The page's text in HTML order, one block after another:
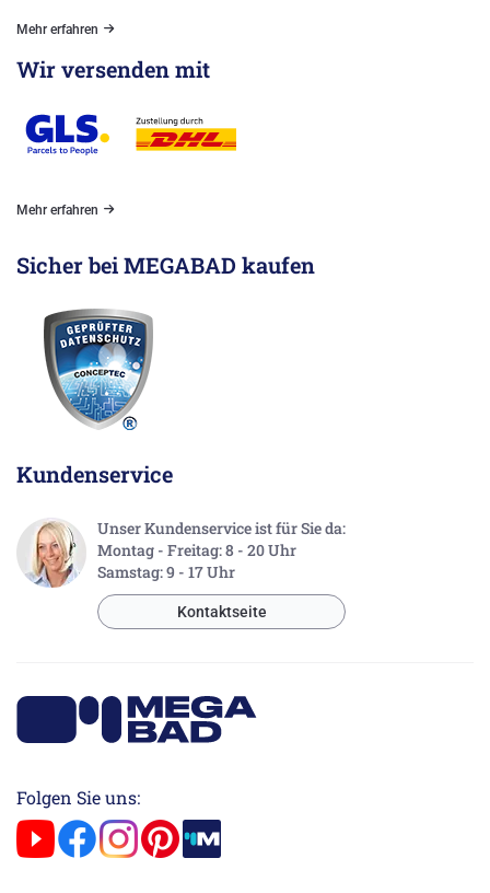
Mehr erfahren
Wir versenden mit
Mehr erfahren
Sicher bei MEGABAD kaufen
Kundenservice
Unser Kundenservice ist für Sie da:
Montag - Freitag: 8 - 20 Uhr
Samstag: 9 - 17 Uhr
Kontaktseite
Folgen Sie uns: